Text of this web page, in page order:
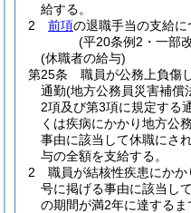
給する。
2
前項の退職手当の支給に
(平20条例2・一部
(休職者の給与)
第25条
職員が公務上負傷
通勤(地方公務員災害補償
2項及び第3項に規定する
くは疾病にかかり地方公
事由に該当して休職にさ
与の全額を支給する。
2
職員が結核性疾患にか
号に掲げる事由に該当し
の期間が満2年に達する